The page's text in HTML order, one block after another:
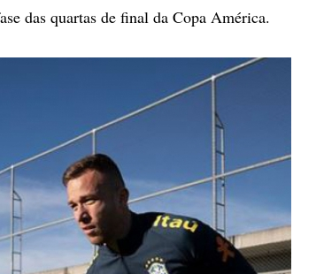
das quartas de final da Copa América.